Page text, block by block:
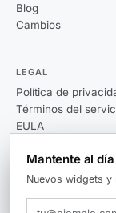
Blog
Cambios
LEGAL
Política de
Términos del
EULA
Mantente al día
Nuevos widgets y